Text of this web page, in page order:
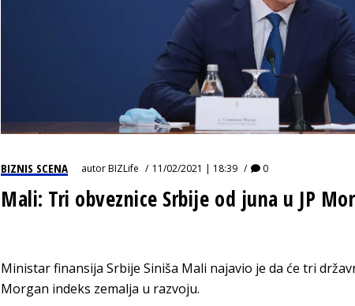
BIZNIS SCENA autorBIZLife 11/02/2021 | 18:39 0
Mali: Tri obveznice Srbije od juna u JP
Ministar finansija Srbije Siniša Mali najavio je da će tri
Morgan indeks zemalja u razvoju.